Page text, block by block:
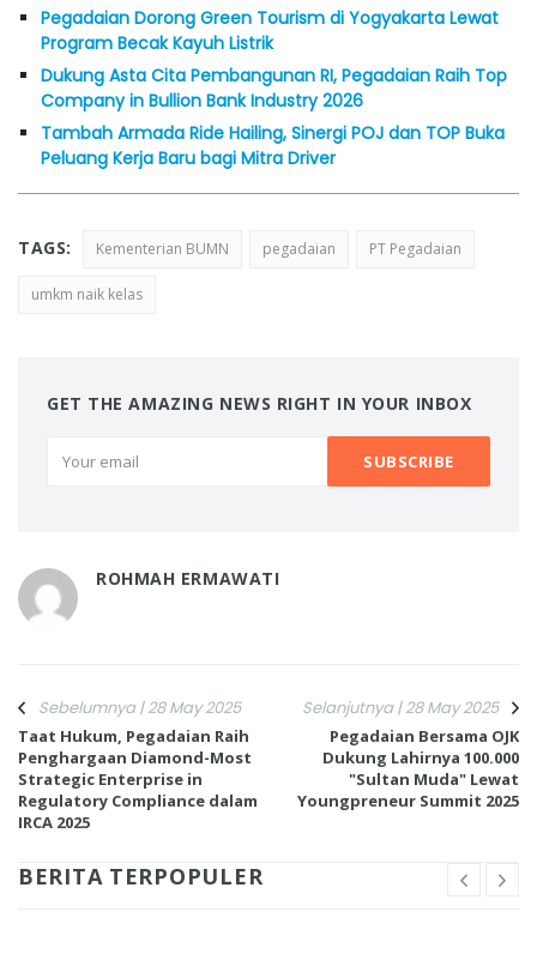
Pegadaian Dorong Green Tourism di Yogyakarta Lewat
Program Becak Kayuh Listrik
Dukung Asta Cita Pembangunan RI, Pegadaian Raih Top
Company in Bullion Bank Industry 2026
Tambah Armada Ride Hailing, Sinergi POJ dan TOP Buka
Peluang Kerja Baru bagi Mitra Driver
TAGS: Kementerian BUMN pegadaian PT Pegadaian
umkm naik kelas
GET THE AMAZING NEWS RIGHT IN YOUR INBOX
ROHMAH ERMAWATI
Sebelumnya | 28 May 2025
Taat Hukum, Pegadaian Raih
Penghargaan Diamond-Most
Strategic Enterprise in
Regulatory Compliance dalam
IRCA 2025
Selanjutnya | 28 May 2025
Pegadaian Bersama OJK
Dukung Lahirnya 100.000
"Sultan Muda" Lewat
Youngpreneur Summit 2025
BERITA TERPOPULER